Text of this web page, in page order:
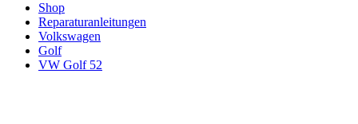
Shop
Reparaturanleitungen
Volkswagen
Golf
VW Golf 52